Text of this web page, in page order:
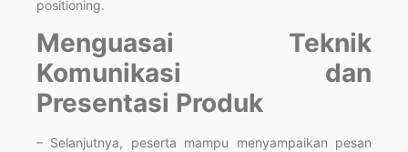
positioning.
Menguasai Teknik
Komunikasi dan
Presentasi Produk
– Selanjutnya, peserta mampu menyampaikan pesan